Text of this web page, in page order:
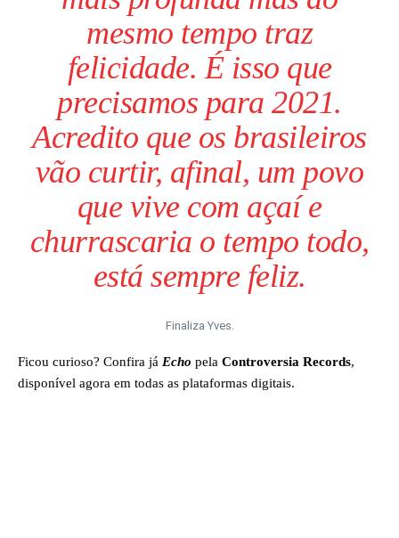
mesmo tempo traz
felicidade. É isso que
precisamos para 2021.
Acredito que os brasileiros
vão curtir, afinal, um povo
que vive com açaí e
churrascaria o tempo todo,
está sempre feliz.
Finaliza Yves.
Ficou curioso? Confira já Echo pela Controversia Records,
disponível agora em todas as plataformas digitais.